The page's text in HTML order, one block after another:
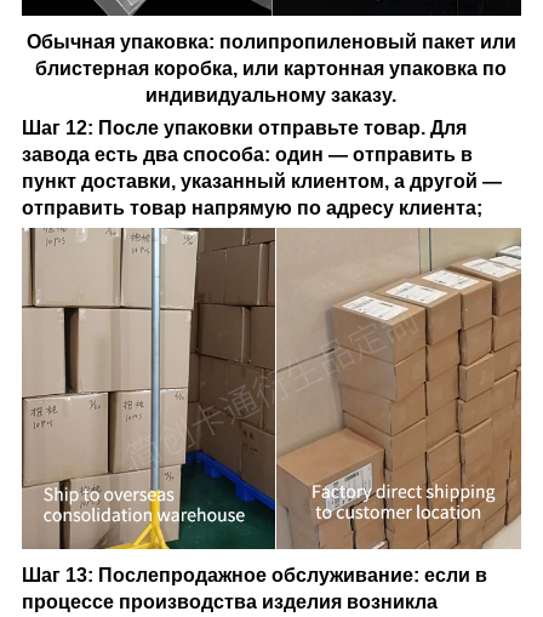
Обычная упаковка: полипропиленовый пакет или
блистерная коробка, или картонная упаковка по
индивидуальному заказу.
Шаг 12: После упаковки отправьте товар. Для
завода есть два способа: один — отправить в
пункт доставки, указанный клиентом, а другой —
отправить товар напрямую по адресу клиента;
Шаг 13: Послепродажное обслуживание: если в
процессе производства изделия возникла